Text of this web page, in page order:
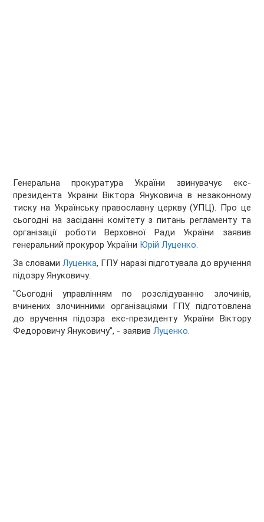
Генеральна прокуратура України звинувачує екс-
президента України Віктора Януковича в незаконному
тиску на Українську православну церкву (УПЦ). Про це
сьогодні на засіданні комітету з питань регламенту та
організації роботи Верховної Ради України заявив
генеральний прокурор України Юрій Луценко.
За словамиЛуценка, ГПУ наразі підготувала до вручення
підозру Януковичу.
"Сьогодні управлінням по розслідуванню злочинів,
вчинених злочинними організаціями ГПУ, підготовлена
до вручення підозра екс-президенту України Віктору
Федоровичу Януковичу", - заявивЛуценко.